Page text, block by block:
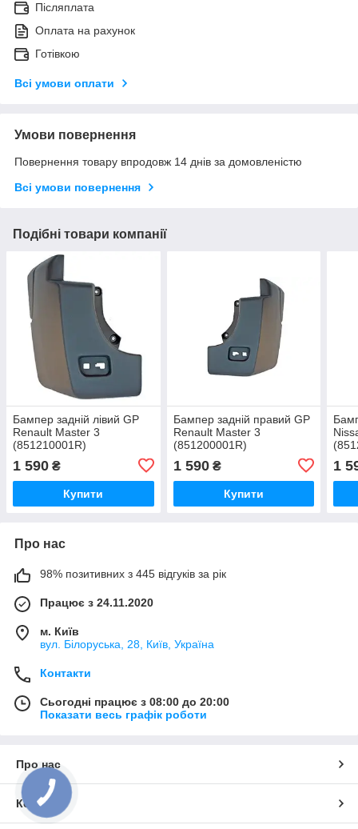
Післяплата
Оплата на рахунок
Готівкою
Всі умови оплати
Умови повернення
Повернення товару впродовж 14 днів за домовленістю
Всі умови повернення
Подібні товари компанії
Бампер задній лівий GP
Renault Master 3
(851210001R)
1 590 ₴
Купити
Бампер задній правий GP
Renault Master 3
(851200001R)
1 590₴
Купити
1
Про нас
98% позитивних з 445 відгуків за рік
Працює з 24.11.2020
м. Київ
вул. Білоруська, 28, Київ, Україна
Контакти
Сьогодні працює з 08:00 до 20:00
Показати весь графік роботи
Про нас
Контакти